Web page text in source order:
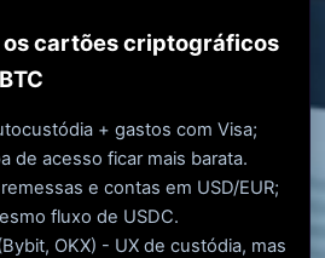
os cartões criptográficos
+ gastos com Visa;
de acesso ficar mais barata.
e contas em USD/EUR;
fluxo de USDC.
OKX) - UX de custódia, mas